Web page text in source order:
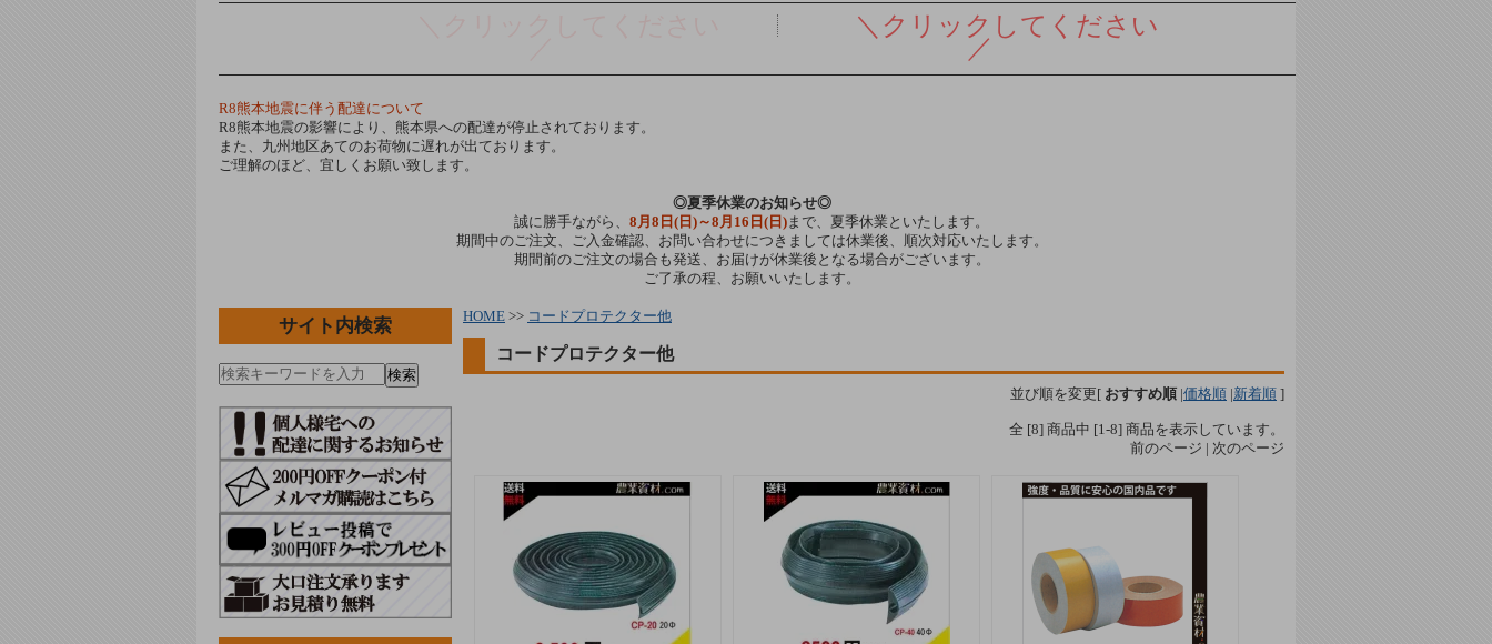
＼クリックしてください
／
R8熊本地震に伴う配達について
R8熊本地震の影響により、熊本県への配達が停止されております。
また、九州地区あてのお荷物に遅れが出ております。
ご理解のほど、宜しくお願い致します。
◎夏季休業のお知らせ◎
誠に勝手ながら、 8月8日(日)～8月16日(日)まで、夏季休業といたします。
期間中のご注文、ご入金確認、お問い合わせにつきましては休業後、順次対応いたします。
期間前のご注文の場合も発送、お届けが休業後となる場合がございます。
ご了承の程、お願いいたします。
サイト内検索
検索
HOME >> コードプロテクター他
コードプロテクター他
並び順を変更 [ おすすめ順 価格順 新着順 ]
全 [8] 商品中 [1-8] 商品を表示しています。
前のページ | 次のページ